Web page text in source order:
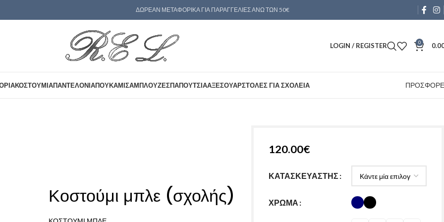
ΔΩΡΕΑΝ ΜΕΤΑΦΟΡΙΚΑ ΓΙΑ ΠΑΡΑΓΓΕΛΙΕΣ ΑΝΩ ΤΩΝ 50€
LOGIN / REGISTER 0
ΚΟΣΤΟΥΜΙΑΠΑΝΤΕΛΟΝΙΑΠΟΥΚΑΜΙΣΑΜΠΛΟΥΖΕΣΠΑΠΟΥΤΣΙΑΑΞΕΣΟΥΑΡΣΤΟΛΕΣ ΓΙΑ ΣΧΟΛΕΙΑ
Κοστούμι μπλε (σχολής)
120.00€
ΚΑΤΑΣΚΕΥΑΣΤΗΣ
ΧΡΩΜΑ